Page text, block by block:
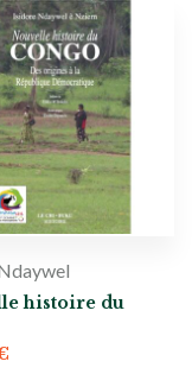
histoire du